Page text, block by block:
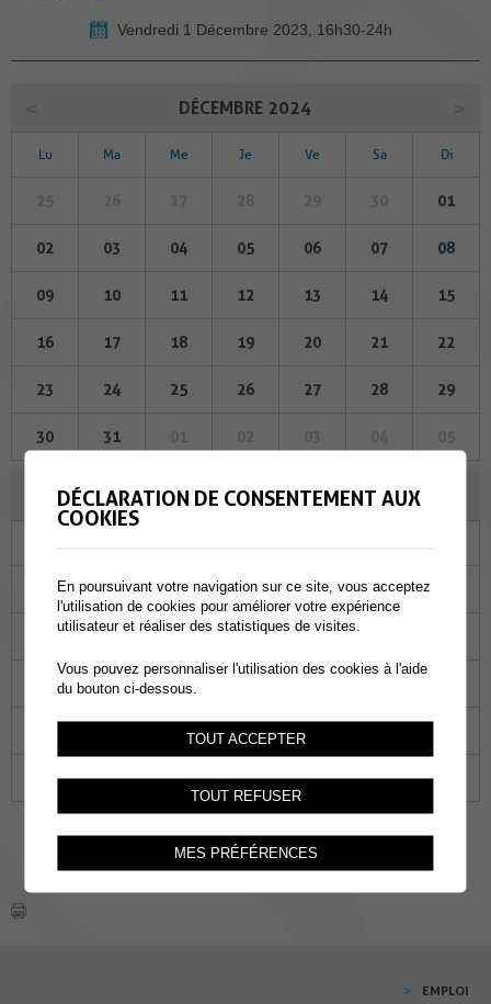
Vendredi 1 Décembre 2023, 16h30-24h
DÉCEMBRE 2024
Lu Ma Me Je Ve Sa Di
01
02 03 04 05 06 07 08
09 10 11 12 13 14 15
16 17 18 19 20 21 22
23 24 25 26 27 28 29
30 31
JANVIER 2025
31 01 02 03 04
07 08 09 10
14 15
22 23 24
28 29 30 31 01
EMPLOI
DÉCLARATION DE CONSENTEMENT AUX
COOKIES
En poursuivant votre navigation sur ce site, vous acceptez
l'utilisation de cookies pour améliorer votre expérience
utilisateur et réaliser des statistiques de visites.
Vous pouvez personnaliser l'utilisation des cookies à l'aide
du bouton ci-dessous.
TOUT ACCEPTER
TOUT REFUSER
MES PRÉFÉRENCES